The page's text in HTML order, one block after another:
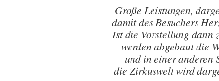
Große Leistungen,
damit des Besuchers
Ist die Vorstellung dann
werden abgebaut die
und in einer anderen
die Zirkuswelt wird